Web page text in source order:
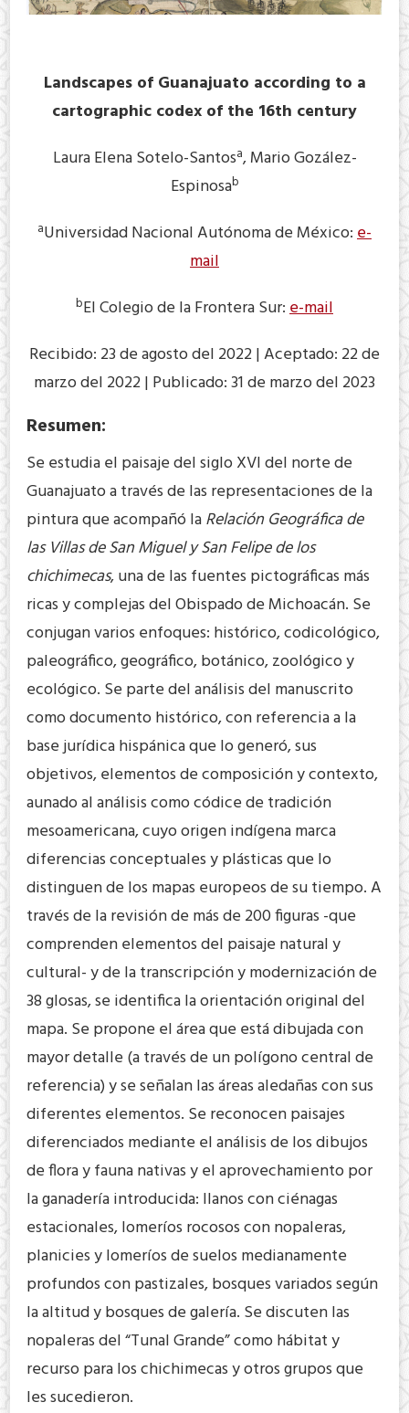
Landscapes of Guanajuato according to a
cartographic codex of the 16th century
Laura Elena Sotelo-Santosa, Mario Gozález-
Espinosab
aUniversidad Nacional Autónoma de México:e-
mail
bEl Colegio de la Frontera Sur:e-mail
Recibido: 23 de agosto del 2022 | Aceptado: 22 de
marzo del 2022 | Publicado: 31 de marzo del 2023
Resumen:
Se estudia el paisaje del siglo XVI del norte de
Guanajuato a través de las representaciones de la
pintura que acompañó laRelación Geográfica de
las Villas de San Miguel y San Felipe de los
chichimecas, una de las fuentes pictográficas más
ricas y complejas del Obispado de Michoacán. Se
conjugan varios enfoques: histórico, codicológico,
paleográfico, geográfico, botánico, zoológico y
ecológico. Se parte del análisis del manuscrito
como documento histórico, con referencia a la
base jurídica hispánica que lo generó, sus
objetivos, elementos de composición y contexto,
aunado al análisis como códice de tradición
mesoamericana, cuyo origen indígena marca
diferencias conceptuales y plásticas que lo
distinguen de los mapas europeos de su tiempo. A
través de la revisión de más de 200 figuras -que
comprenden elementos del paisaje natural y
cultural- y de la transcripción y modernización de
38 glosas, se identifica la orientación original del
mapa. Se propone el área que está dibujada con
mayor detalle (a través de un polígono central de
referencia) y se señalan las áreas aledañas con sus
diferentes elementos. Se reconocen paisajes
diferenciados mediante el análisis de los dibujos
de flora y fauna nativas y el aprovechamiento por
la ganadería introducida: llanos con ciénagas
estacionales, lomeríos rocosos con nopaleras,
planicies y lomeríos de suelos medianamente
profundos con pastizales, bosques variados según
la altitud y bosques de galería. Se discuten las
nopaleras del “Tunal Grande” como hábitat y
recurso para los chichimecas y otros grupos que
les sucedieron.